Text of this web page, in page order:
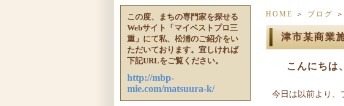
HOME ＞ ブログ ＞
津市某商業
こんにちは
今日は以前より、
この度、まちの専門家を探せる
Webサイト「マイベストプロ三
重」にて私、松浦のご紹介をい
ただいております。宜しければ
下記URLをご覧ください。
http://mbp-
mie.com/matsuura-k/